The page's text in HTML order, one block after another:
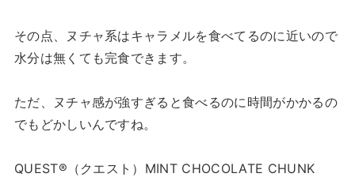
その点、ヌチャ系はキャラメルを食べてるのに近いので
水分は無くても完食できます。
ただ、ヌチャ感が強すぎると食べるのに時間がかかるの
でもどかしいんですね。
QUEST®（クエスト）MINT CHOCOLATE CHUNK